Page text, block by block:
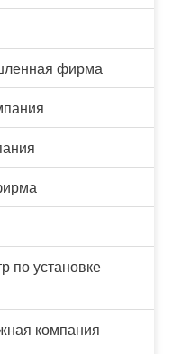
фирма
по установке
компания